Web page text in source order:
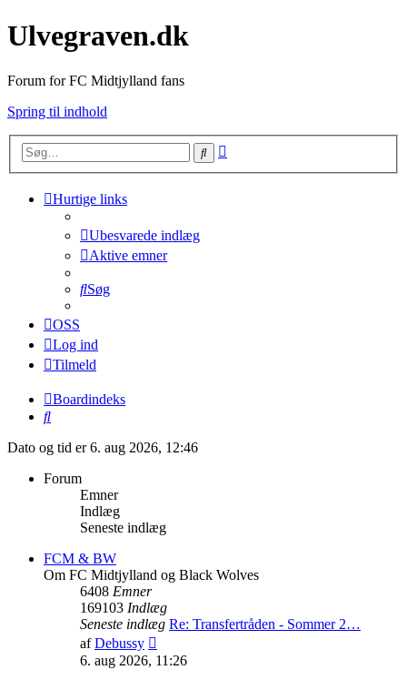
Ulvegraven.dk
Forum for FC Midtjylland fans
Spring til indhold
Søg
Hurtige links
Ubesvarede indlæg
Aktive emner
Søg
OSS
Log ind
Tilmeld
Boardindeks
Søg
Dato og tid er 6. aug 2026, 12:46
Forum
Emner
Indlæg
Seneste indlæg
FCM & BW
Om FC Midtjylland og Black Wolves
6408 Emner
169103 Indlæg
Seneste indlæg Re: Transfertråden - Sommer 2…
afDebussy
det
6. aug 2026, 11:26